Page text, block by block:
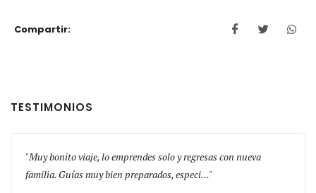
Compartir:
TESTIMONIOS
Muy bonito viaje, lo emprendes solo y regresas con nueva
familia. Guías muy bien preparados, especi...